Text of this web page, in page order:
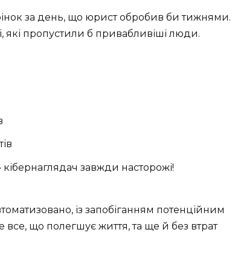
за день, що юрист обробив би тижнями.
які пропустили б привабливіші люди.
завжди насторожі!
із запобіганням потенційним
що полегшує життя, та ще й без втрат